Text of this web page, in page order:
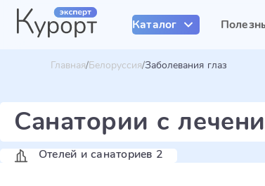
Каталог
Главная Белоруссия Заболевания глаз
Санатории с
Отелей и санаториев 2